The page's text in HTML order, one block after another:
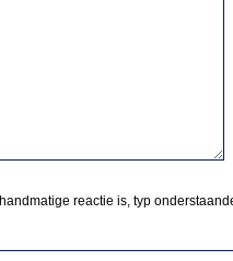
reactie is, typ